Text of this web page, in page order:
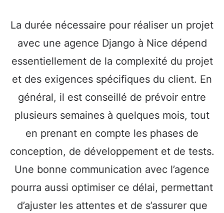
La durée nécessaire pour réaliser un projet
avec une agence Django à Nice dépend
essentiellement de la complexité du projet
et des exigences spécifiques du client. En
général, il est conseillé de prévoir entre
plusieurs semaines à quelques mois, tout
en prenant en compte les phases de
conception, de développement et de tests.
Une bonne communication avec l’agence
pourra aussi optimiser ce délai, permettant
d’ajuster les attentes et de s’assurer que